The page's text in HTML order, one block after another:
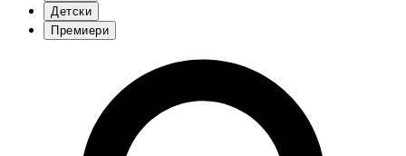
Детски
Премиери